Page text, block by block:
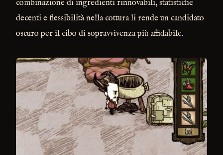
combinazione di ingredienti rinnovabili, statistiche
decenti e flessibilità nella cottura li rende un candidato
oscuro per il cibo di sopravvivenza più affidabile.